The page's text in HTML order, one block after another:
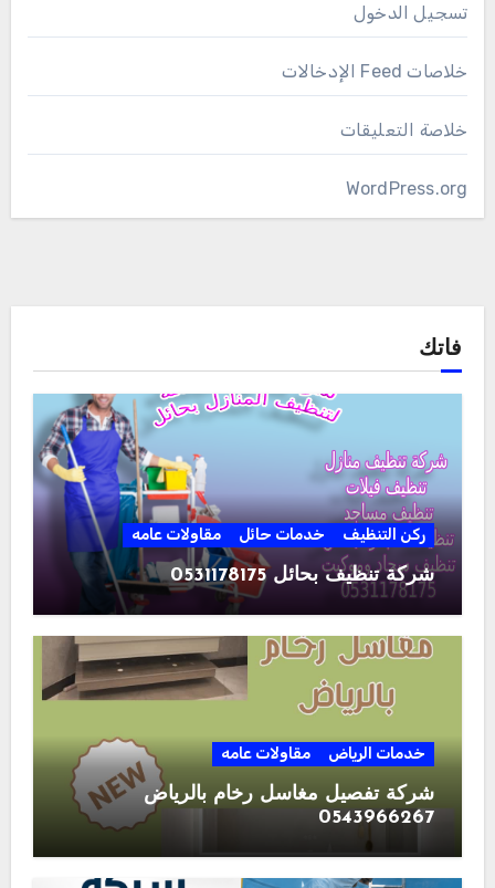
تسجيل الدخول
خلاصات Feed الإدخالات
خلاصة التعليقات
WordPress.org
فاتك
ركن التنظيف خدمات حائل مقاولات عامه
شركة تنظيف بحائل 0531178175
خدمات الرياض مقاولات عامه
شركة تفصيل مغاسل رخام بالرياض
0543966267